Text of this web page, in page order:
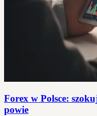
Forex w Polsce:
powie